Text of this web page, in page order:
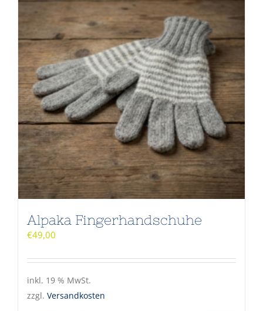
Alpaka Fingerhandschuhe
€49,00
inkl. 19 % MwSt.
zzgl. Versandkosten